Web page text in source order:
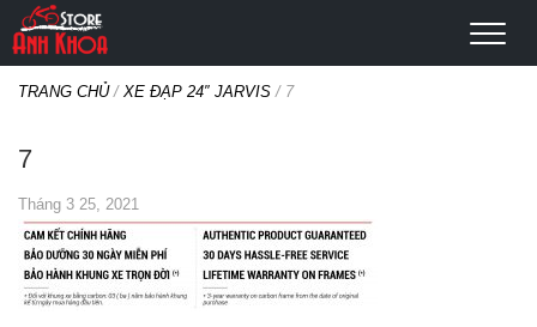
TRANG CHỦ/ XE ĐẠP 24″ JARVIS / 7
7
Tháng 3 25, 2021